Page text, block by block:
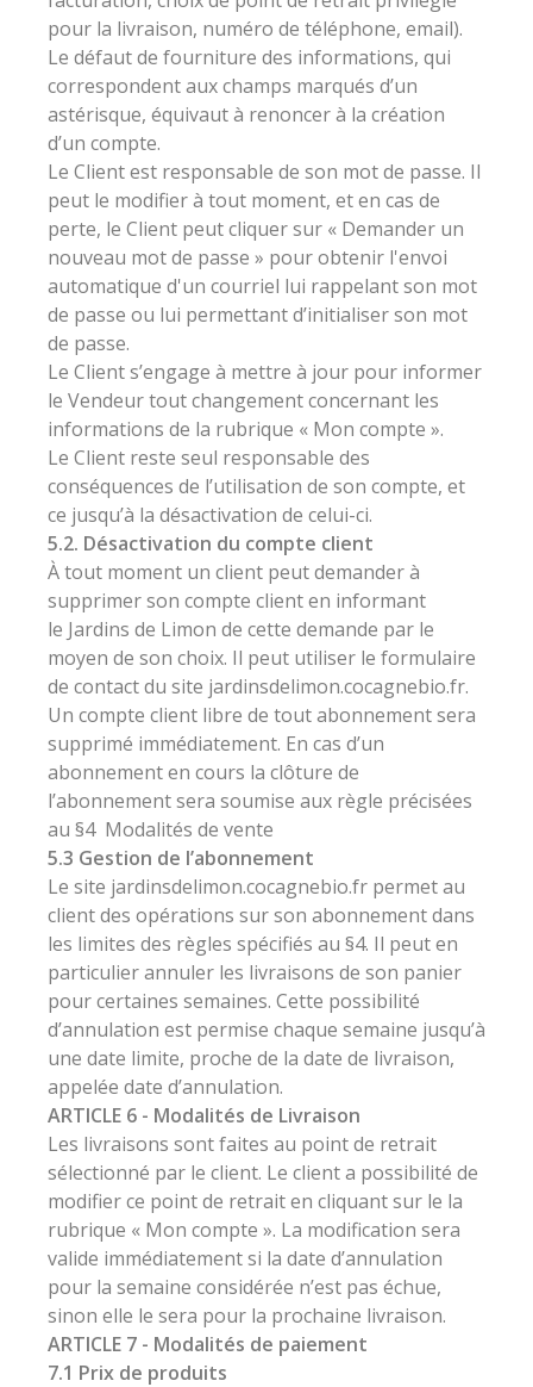
pour la livraison, numéro de téléphone, email).
Le défaut de fourniture des informations, qui
correspondent aux champs marqués d’un
astérisque, équivaut à renoncer à la création
d’un compte.
Le Client est responsable de son mot de passe. Il
peut le modifier à tout moment, et en cas de
perte, le Client peut cliquer sur « Demander un
nouveau mot de passe » pour obtenir l'envoi
automatique d'un courriel lui rappelant son mot
de passe ou lui permettant d’initialiser son mot
de passe.
Le Client s’engage à mettre à jour pour informer
le Vendeur tout changement concernant les
informations de la rubrique « Mon compte ».
Le Client reste seul responsable des
conséquences de l’utilisation de son compte, et
ce jusqu’à la désactivation de celui-ci.
5.2. Désactivation du compte client
À tout moment un client peut demander à
supprimer son compte client en informant
le Jardins de Limon de cette demande par le
moyen de son choix. Il peut utiliser le formulaire
de contact du site jardinsdelimon.cocagnebio.fr.
Un compte client libre de tout abonnement sera
supprimé immédiatement. En cas d’un
abonnement en cours la clôture de
l’abonnement sera soumise aux règle précisées
au §4 Modalités de vente
5.3 Gestion de l’abonnement
Le site jardinsdelimon.cocagnebio.fr permet au
client des opérations sur son abonnement dans
les limites des règles spécifiés au §4. Il peut en
particulier annuler les livraisons de son panier
pour certaines semaines. Cette possibilité
d’annulation est permise chaque semaine jusqu’à
une date limite, proche de la date de livraison,
appelée date d’annulation.
ARTICLE 6 - Modalités de Livraison
Les livraisons sont faites au point de retrait
sélectionné par le client. Le client a possibilité de
modifier ce point de retrait en cliquant sur le la
rubrique « Mon compte ». La modification sera
valide immédiatement si la date d’annulation
pour la semaine considérée n’est pas échue,
sinon elle le sera pour la prochaine livraison.
ARTICLE 7 - Modalités de paiement
7.1 Prix de produits